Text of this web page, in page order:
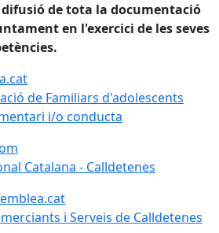
de tota la documentació
en l'exercici de les seves
de Familiars d'adolescents
de Familiars d'adolescents
i/o conducta
Catalana - Calldetenes
Catalana - Calldetenes
i Serveis de Calldetenes
i Serveis de Calldetenes